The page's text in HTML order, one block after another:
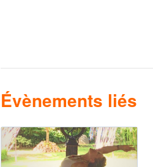
Évènements liés